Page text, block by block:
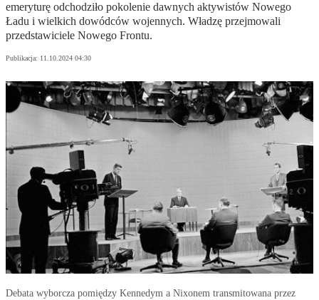
emeryturę odchodziło pokolenie dawnych aktywistów Nowego
Ładu i wielkich dowódców wojennych. Władzę przejmowali
przedstawiciele Nowego Frontu.
Publikacja: 11.10.2024 04:30
Debata wyborcza pomiędzy Kennedym a Nixonem transmitowana przez